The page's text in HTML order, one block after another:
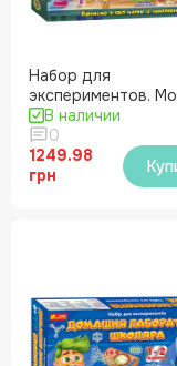
Набор для
экспериментов.
первый научный
В наличии
0
1249.98
грн